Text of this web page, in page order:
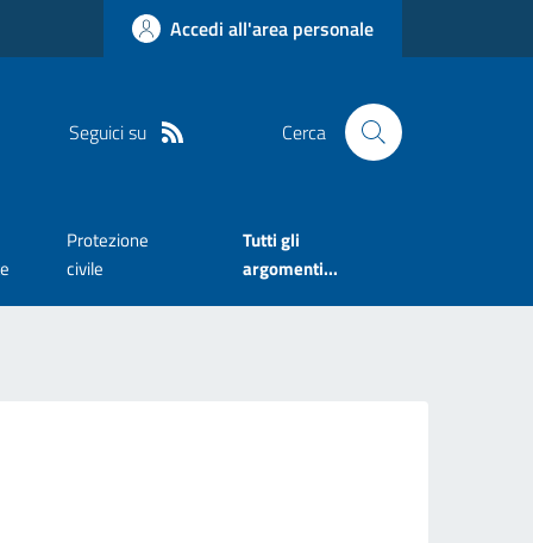
Accedi all'area personale
Seguici su Cerca
Protezione
civile
Tutti gli
argomenti...